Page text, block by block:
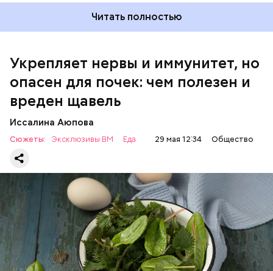
Читать полностью
Укрепляет нервы и иммунитет, но
опасен для почек: чем полезен и
вреден щавель
Иссалина Аюпова
Сюжеты: Эксклюзивы ВМ Еда 29 мая 12:34 Общество
— Если человек уже болеет мочекаменной
болезнью, щавель ему не рекомендуется. При
артрите, гастрите, холецистите, синдроме
раздраженного кишечника, язвах и панкреатите
продукт тоже лучше исключить из рациона, —
предупредила врач. — Он может привести к
повышению кислотности желудка и раздражать
слизистые оболочки.